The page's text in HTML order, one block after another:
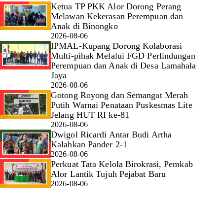
Ketua TP PKK Alor Dorong Perang
Melawan Kekerasan Perempuan dan
Anak di Binongko
2026-08-06
IPMAL-Kupang Dorong Kolaborasi
Multi-pihak Melalui FGD Perlindungan
Perempuan dan Anak di Desa Lamahala
Jaya
2026-08-06
Gotong Royong dan Semangat Merah
Putih Warnai Penataan Puskesmas Lite
Jelang HUT RI ke-81
2026-08-06
Dwigol Ricardi Antar Budi Artha
Kalahkan Pander 2-1
2026-08-06
Perkuat Tata Kelola Birokrasi, Pemkab
Alor Lantik Tujuh Pejabat Baru
2026-08-06